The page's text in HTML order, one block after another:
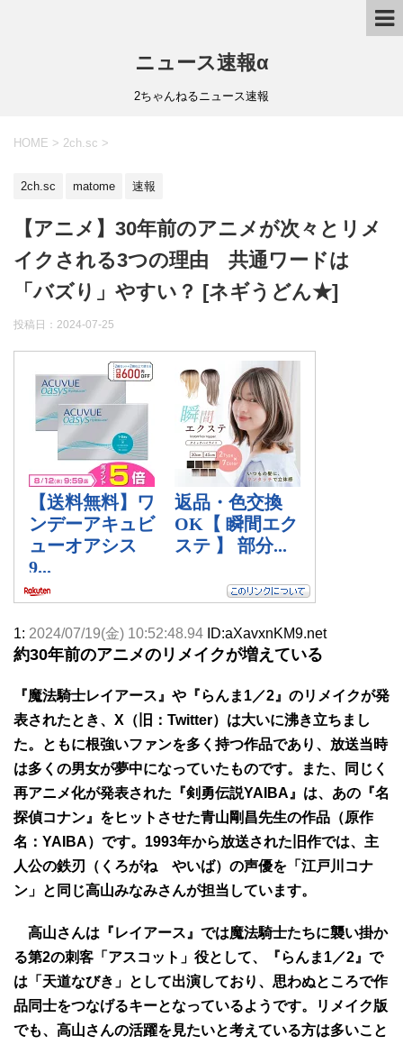
ニュース速報α
2ちゃんねるニュース速報
HOME > 2ch.sc >
2ch.sc matome 速報
【アニメ】30年前のアニメが次々とリメ
イクされる3つの理由 共通ワードは
「バズり」やすい？ [ネギうどん★]
投稿日： 2024-07-25
1: 2024/07/19(金) 10:52:48.94 ID:aXavxnKM9.net
約30年前のアニメのリメイクが増えている
『魔法騎士レイアース』や『らんま1／2』のリメイクが発
表されたとき、X（旧：Twitter）は大いに沸き立ちまし
た。ともに根強いファンを多く持つ作品であり、放送当時
は多くの男女が夢中になっていたものです。また、同じく
再アニメ化が発表された『剣勇伝説YAIBA』は、あの『名
探偵コナン』をヒットさせた青山剛昌先生の作品（原作
名：YAIBA）です。1993年から放送された旧作では、主
人公の鉄刃（くろがね やいば）の声優を「江戸川コナ
ン」と同じ高山みなみさんが担当しています。
高山さんは『レイアース』では魔法騎士たちに襲い掛か
る第2の刺客「アスコット」役として、『らんま1／2』で
は「天道なびき」として出演しており、思わぬところで作
品同士をつなげるキーとなっているようです。リメイク版
でも、高山さんの活躍を見たいと考えている方は多いこと